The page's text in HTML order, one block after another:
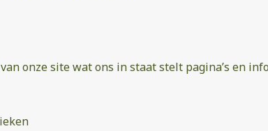
onze site wat ons in staat stelt pagina’s en